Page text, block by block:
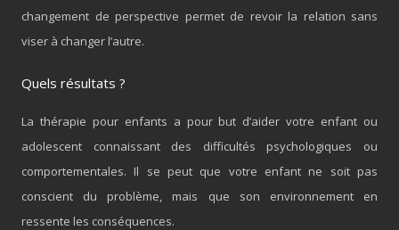
changement de perspective permet de revoir la relation sans
viser à changer l’autre.
Quels résultats ?
La thérapie pour enfants a pour but d’aider votre enfant ou
adolescent connaissant des difficultés psychologiques ou
comportementales. Il se peut que votre enfant ne soit pas
conscient du problème, mais que son environnement en
ressente les conséquences.